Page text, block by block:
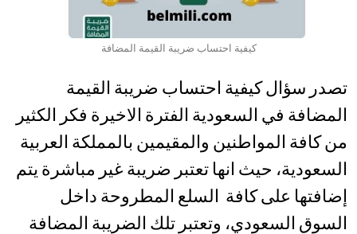
كيفية احتساب ضريبة القيمة المضافة
تصدر سؤال كيفية احتساب ضريبة القيمة
المضافة في السعودية الفترة الاخيرة فكر الكثير
من كافة المواطنين والمقيمين بالمملكة العربية
السعودية، حيث انها تعتبر ضريبة غير مباشرة يتم
إضافتها على كافة السلع المطروحة داخل
السوق السعودي، وتعتبر تلك الضريبة المضافة